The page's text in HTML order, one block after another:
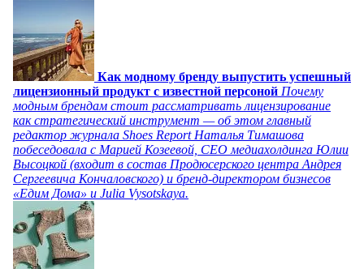
Как модному бренду выпустить успешный
лицензионный продукт с известной персоной Почему
модным брендам стоит рассматривать лицензирование
как стратегический инструмент — об этом главный
редактор журнала Shoes Report Наталья Тимашова
побеседовала с Марией Козеевой, СЕО медиахолдинга Юлии
Высоцкой (входит в состав Продюсерского центра Андрея
Сергеевича Кончаловского) и бренд-директором бизнесов
«Едим Дома» и Julia Vysotskaya.